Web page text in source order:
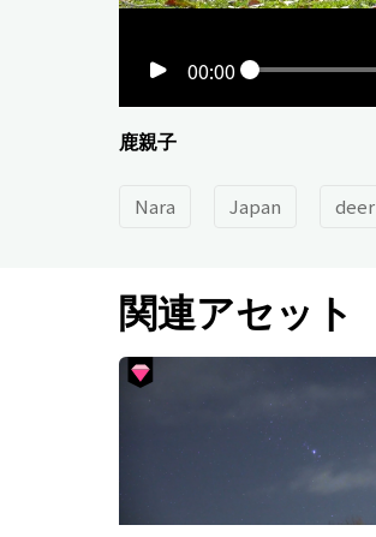
00:00
鹿親子
Nara Japan deer
関連アセット